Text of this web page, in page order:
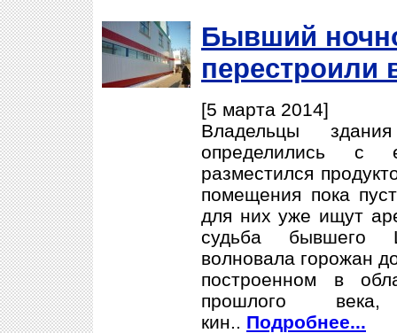
Бывший
перестроили
[5 марта 2014]
Владельцы
определились с
разместился
помещения пока
для них уже ищут
судьба бывшего
волновала горожан
построенном в
прошлого
кин.. Подробнее...